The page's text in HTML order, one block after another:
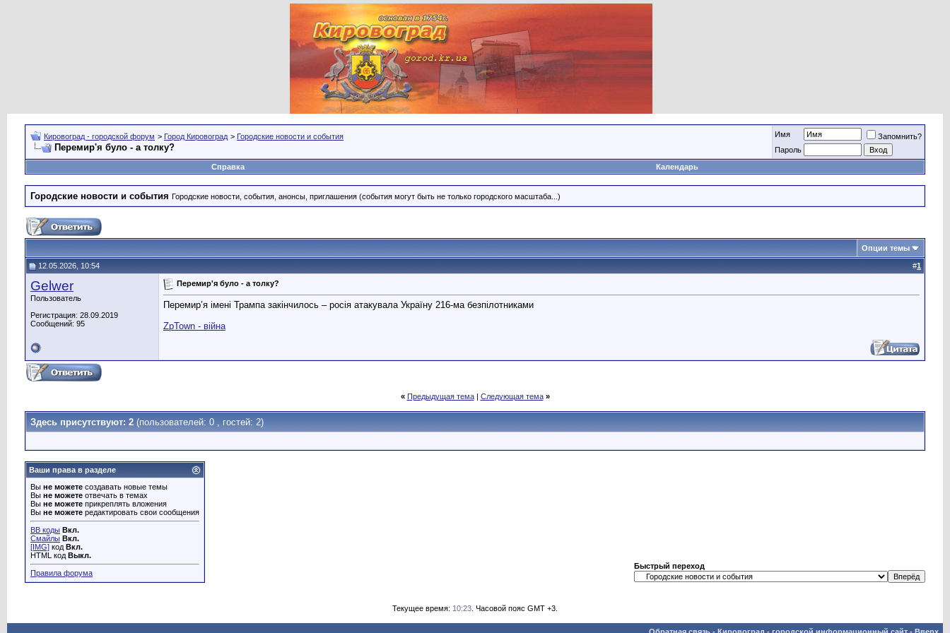
Кировоград - городской форум > Город Кировоград > Городские новости и события
Перемир'я було - а толку?
Имя
Запомнить?
Пароль
Справка
Календарь
Городские новости и события Городские новости, события, анонсы, приглашения (события могут быть не только городского масштаба...)
Опции темы
12.05.2026, 10:54 #1
Gelwer
Пользователь
Регистрация: 28.09.2019
Сообщений: 95
Перемир'я було - а толку?
Перемир’я імені Трампа закінчилось – росія атакувала Україну 216-ма безпілотниками
ZpTown - війна
« Предыдущая тема| Следующая тема »
Здесь присутствуют: 2 (пользователей: 0 , гостей: 2)
Ваши права в разделе
Вы не можете создавать новые темы
Вы не можете отвечать в темах
Вы не можете прикреплять вложения
Вы не можете редактировать свои сообщения
BB коды Вкл.
Смайлы Вкл.
[IMG] код Вкл.
HTML код Выкл.
Правила форума
Быстрый переход
Текущее время: 10:23 . Часовой пояс GMT +3.